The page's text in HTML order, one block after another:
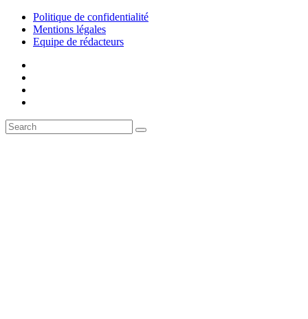
Politique de confidentialité
Mentions légales
Equipe de rédacteurs